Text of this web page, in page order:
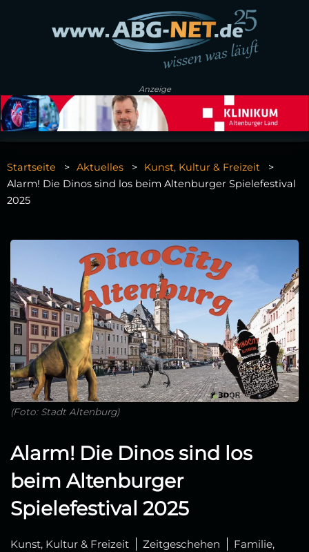
Anzeige
Startseite Aktuelles
Kunst, Kultur & Freizeit
Alarm! Die Dinos sind los beim Altenburger Spielefestival
2025
(Foto: Stadt Altenburg)
Alarm! Die Dinos sind los
beim Altenburger
Spielefestival 2025
Kunst, Kultur & Freizeit Zeitgeschehen
Familie,